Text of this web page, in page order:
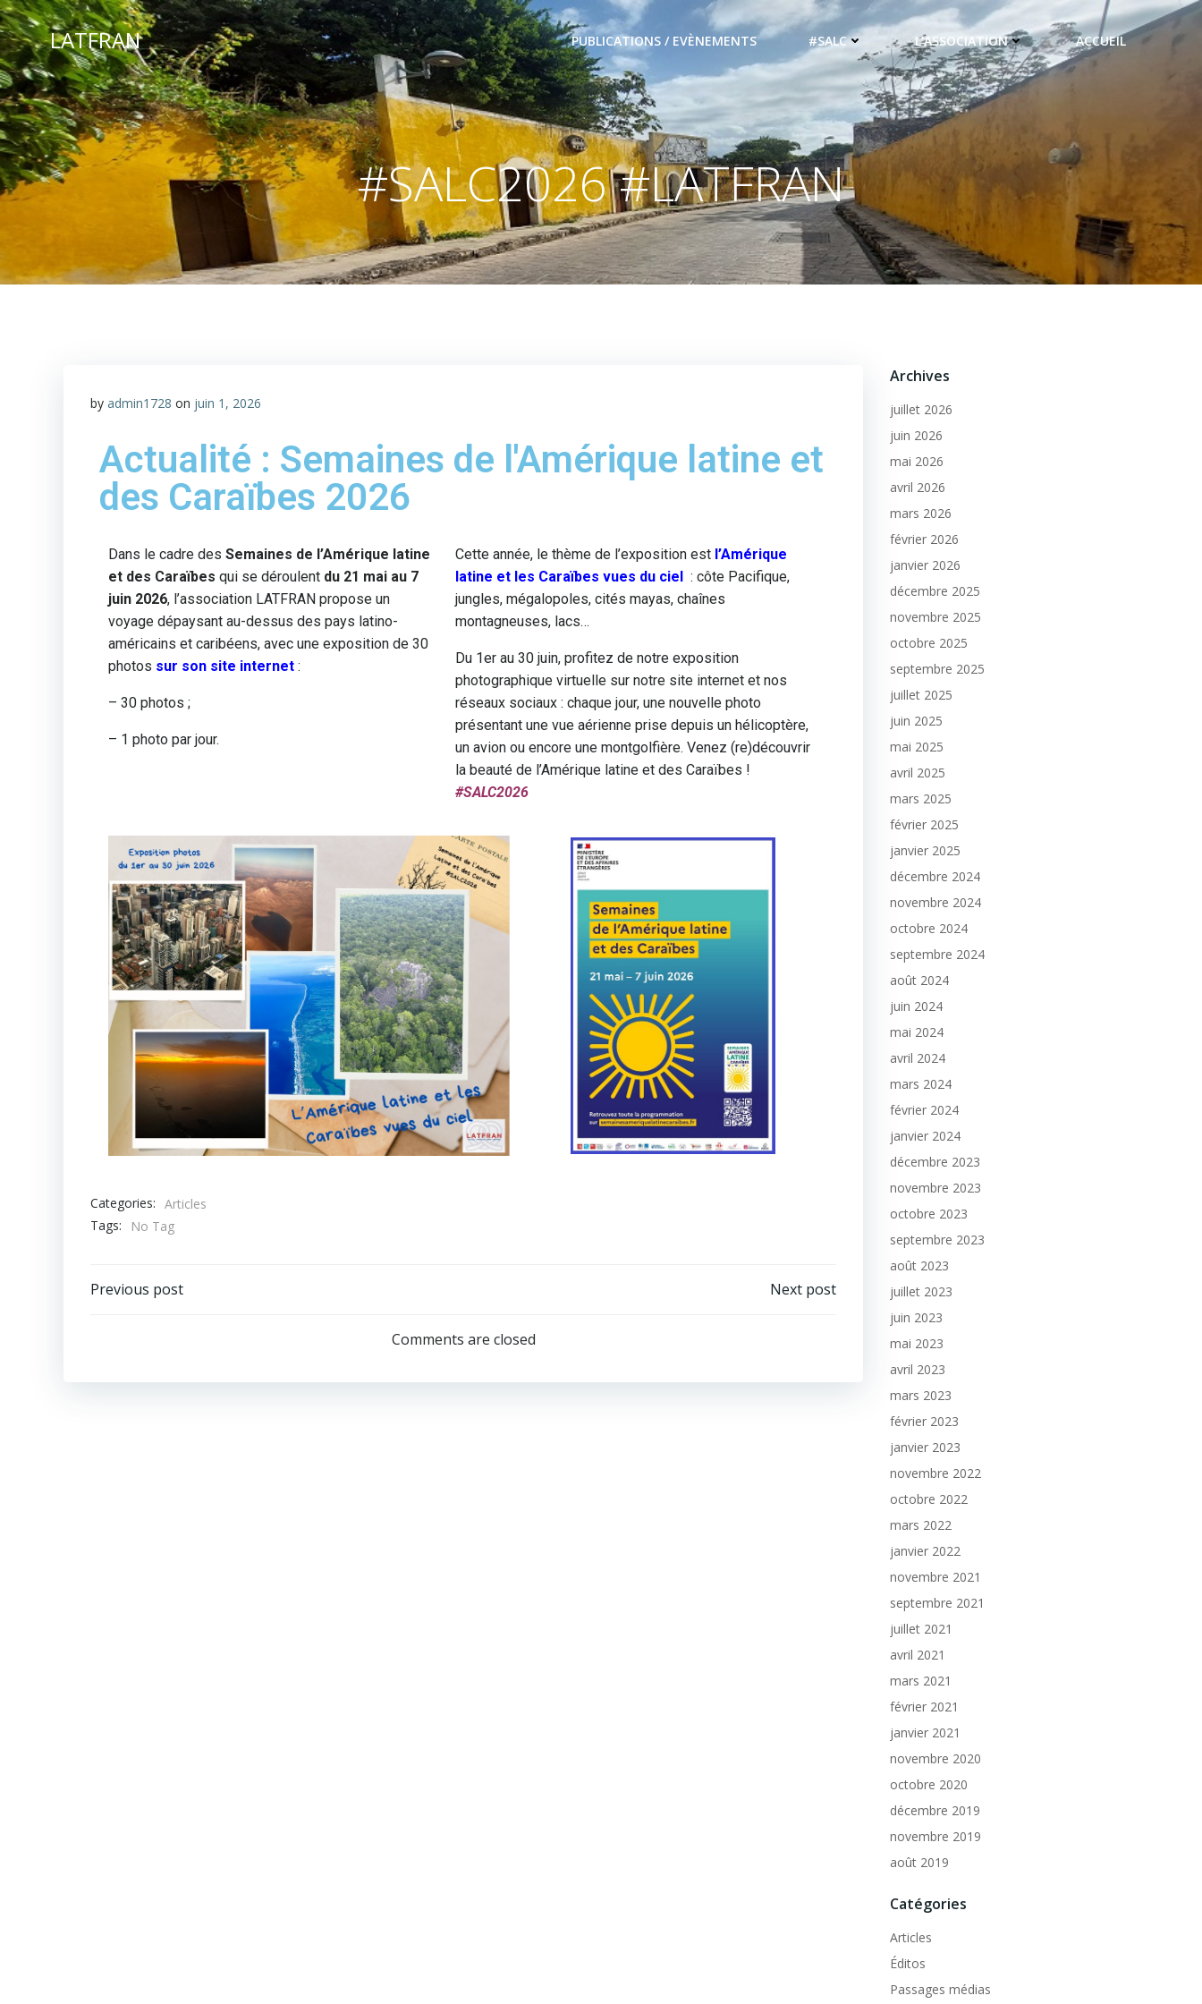
LATFRAN PUBLICATIONS / EVÈNEMENTS #SALC L’ASSOCIATION ACCUEIL
#SALC2026 #LATFRAN
by admin1728 on juin 1, 2026
Actualité : Semaines de l'Amérique latine et
des Caraïbes 2026
Dans le cadre des Semaines de l’Amérique latine
et des Caraïbes qui se déroulent du 21 mai au 7
juin 2026, l’association LATFRAN propose un
voyage dépaysant au-dessus des pays latino-
américains et caribéens, avec une exposition de 30
photos sur son site internet :
– 30 photos ;
– 1 photo par jour.
Cette année, le thème de l’exposition est l’Amérique
latine et les Caraïbes vues du ciel: côte Pacifique,
jungles, mégalopoles, cités mayas, chaînes
montagneuses, lacs…
Du 1er au 30 juin, profitez de notre exposition
photographique virtuelle sur notre site internet et nos
réseaux sociaux : chaque jour, une nouvelle photo
présentant une vue aérienne prise depuis un hélicoptère,
un avion ou encore une montgolfière. Venez (re)découvrir
la beauté de l’Amérique latine et des Caraïbes !
#SALC2026
Categories: Articles
Tags:
No Tag
Previous post Next post
Comments are closed
Archives
juillet 2026
juin 2026
mai 2026
avril 2026
mars 2026
février 2026
janvier 2026
décembre 2025
novembre 2025
octobre 2025
septembre 2025
juillet 2025
juin 2025
mai 2025
avril 2025
mars 2025
février 2025
janvier 2025
décembre 2024
novembre 2024
octobre 2024
septembre 2024
août 2024
juin 2024
mai 2024
avril 2024
mars 2024
février 2024
janvier 2024
décembre 2023
novembre 2023
octobre 2023
septembre 2023
août 2023
juillet 2023
juin 2023
mai 2023
avril 2023
mars 2023
février 2023
janvier 2023
novembre 2022
octobre 2022
mars 2022
janvier 2022
novembre 2021
septembre 2021
juillet 2021
avril 2021
mars 2021
février 2021
janvier 2021
novembre 2020
octobre 2020
décembre 2019
novembre 2019
août 2019
Catégories
Articles
Éditos
Passages médias